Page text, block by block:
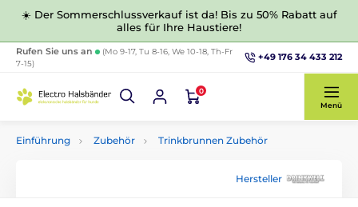
☀️ Der Sommerschlussverkauf ist da! Bis zu 50% Rabatt auf
alles für Ihre Haustiere!
Rufen Sie uns an
(Mo 9-17, Tu 8-16, We 10-18, Th-Fr
7-15)
+49 176 34 433 212
0
Menü
Einführung Zubehör Trinkbrunnen Zubehör
Hersteller